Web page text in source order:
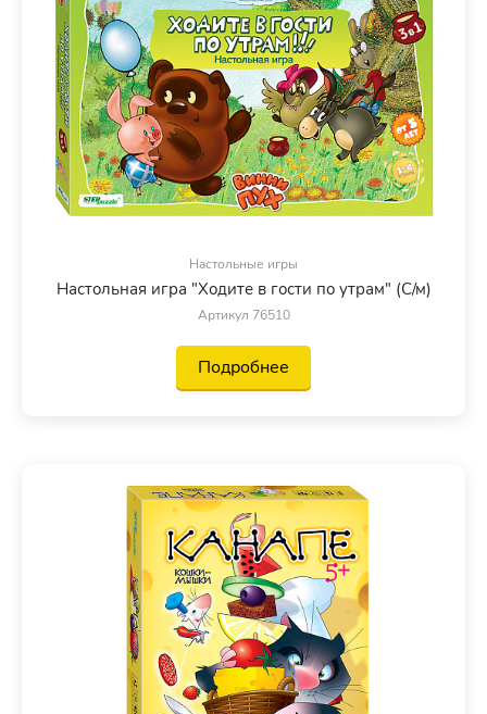
Настольные игры
Настольная игра "Ходите в гости по утрам" (С/м)
Артикул 76510
Подробнее